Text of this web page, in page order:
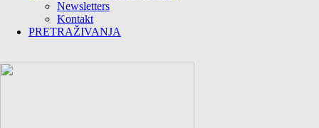
Newsletters
Kontakt
PRETRAŽIVANJA